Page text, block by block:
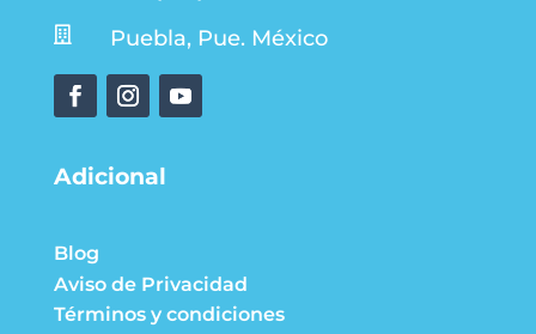
 Puebla, Pue. México
Adicional
Blog
Aviso de Privacidad
Términos y condiciones